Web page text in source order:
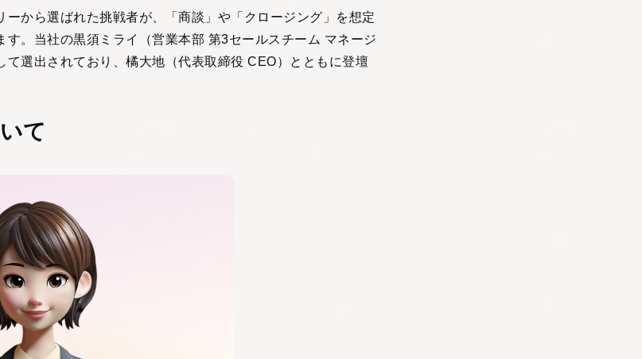
ーから選ばれた挑戦者が、「商談」や「クロージング」を想定
す。当社の黒須ミライ（営業本部 第3セールスチーム マネージ
て選出されており、橘大地（代表取締役 CEO）とともに登壇
て